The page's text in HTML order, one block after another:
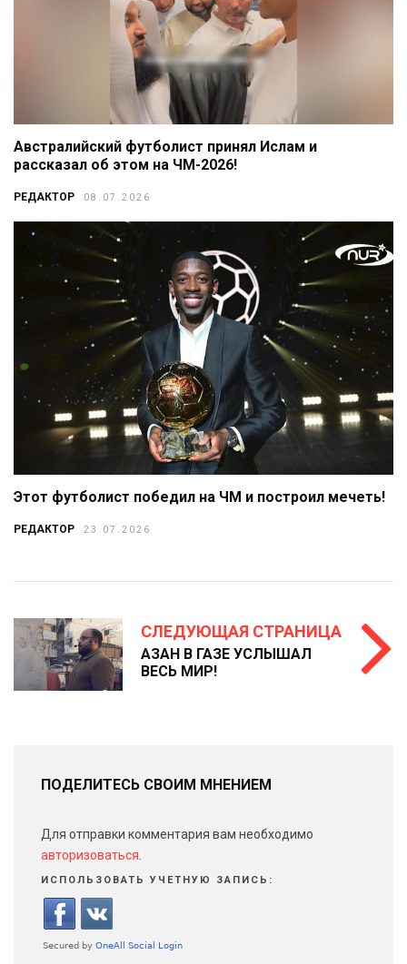
Австралийский футболист принял Ислам и
рассказал об этом на ЧМ-2026!
РЕДАКТОР 08.07.2026
Этот футболист победил на ЧМ и построил мечеть!
РЕДАКТОР 23.07.2026
СЛЕДУЮЩАЯ СТРАНИЦА
АЗАН В ГАЗЕ УСЛЫШАЛ
ВЕСЬ МИР!
ПОДЕЛИТЕСЬ СВОИМ МНЕНИЕМ
Для отправки комментария вам необходимо
авторизоваться
ИСПОЛЬЗОВАТЬ УЧЕТНУЮ ЗАПИСЬ: